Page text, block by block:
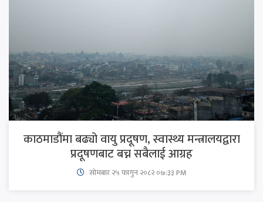
काठमाडौंमा बढ्यो वायु प्रदूषण, स्वास्थ्य मन्त्रालयद्वारा
प्रदूषणबाट बच्न सबैलाई आग्रह
सोमबार २५ फागुन २०८२ ०७:३३ PM